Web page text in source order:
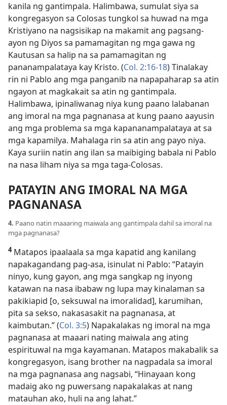
kanila ng gantimpala. Halimbawa, sumulat siya sa
kongregasyon sa Colosas tungkol sa huwad na mga
Kristiyano na nagsisikap na makamit ang pagsang-
ayon ng Diyos sa pamamagitan ng mga gawa ng
Kautusan sa halip na sa pamamagitan ng
pananampalataya kay Kristo. (Col. 2:16-18) Tinalakay
rin ni Pablo ang mga panganib na napapaharap sa atin
ngayon at magkakait sa atin ng gantimpala.
Halimbawa, ipinaliwanag niya kung paano lalabanan
ang imoral na mga pagnanasa at kung paano aayusin
ang mga problema sa mga kapananampalataya at sa
mga kapamilya. Mahalaga rin sa atin ang payo niya.
Kaya suriin natin ang ilan sa maibiging babala ni Pablo
na nasa liham niya sa mga taga-Colosas.
PATAYIN ANG IMORAL NA MGA
PAGNANASA
4. Paano natin maaaring maiwala ang gantimpala dahil sa imoral na
mga pagnanasa?
4Matapos ipaalaala sa mga kapatid ang kanilang
napakagandang pag-asa, isinulat ni Pablo: “Patayin
ninyo, kung gayon, ang mga sangkap ng inyong
katawan na nasa ibabaw ng lupa may kinalaman sa
pakikiapid [o, seksuwal na imoralidad], karumihan,
pita sa sekso, nakasasakit na pagnanasa, at
kaimbutan.” (Col. 3:5) Napakalakas ng imoral na mga
pagnanasa at maaari nating maiwala ang ating
espirituwal na mga kayamanan. Matapos makabalik sa
kongregasyon, isang brother na nagpadala sa imoral
na mga pagnanasa ang nagsabi, “Hinayaan kong
madaig ako ng puwersang napakalakas at nang
matauhan ako, huli na ang lahat.”